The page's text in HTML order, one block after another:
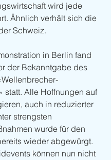
wird jede
Ähnlich verhält sich die
Schweiz.
in Berlin fand
der Bekanntgabe des
statt. Alle Hoffnungen auf
auch in reduzierter
strengsten
wurde für den
wieder abgewürgt.
können nun nicht